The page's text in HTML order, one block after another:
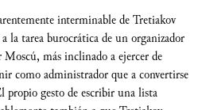
interminable de Tretiakov
la tarea burocrática de un organizador
más inclinado a ejercer de
como administrador que a convertirse
propio gesto de escribir una lista